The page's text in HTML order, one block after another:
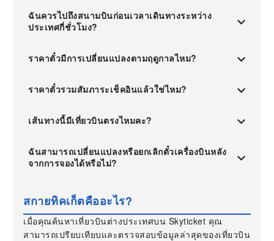
ฉันควรไปถึงสนามบินก่อนเวลาเดินทางระหว่าง
ประเทศกี่ชั่วโมง?
ราคาตั๋วมีการเปลี่ยนแปลงตามฤดูกาลไหม?
ราคาตั๋วรวมสัมภาระเช็คอินแล้วใช่ไหม?
เส้นทางนี้มีเที่ยวบินตรงไหมคะ?
ฉันสามารถเปลี่ยนแปลงหรือยกเลิกตั๋วเครื่องบินหลัง
จากการจองได้หรือไม่?
สกายทิคเก็ตคืออะไร?
เมื่อคุณค้นหาเที่ยวบินต่างประเทศบน Skyticket คุณ
สามารถเปรียบเทียบและตรวจสอบข้อมูลล่าสุดของเที่ยวบิน